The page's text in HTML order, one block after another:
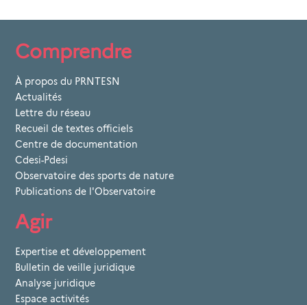
Comprendre
À propos du PRNTESN
Actualités
Lettre du réseau
Recueil de textes officiels
Centre de documentation
Cdesi-Pdesi
Observatoire des sports de nature
Publications de l'Observatoire
Agir
Expertise et développement
Bulletin de veille juridique
Analyse juridique
Espace activités